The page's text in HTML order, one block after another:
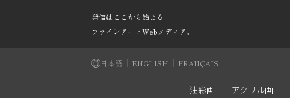
発信はここから始まる
ファインアートWebメディア。
日本語 | ENGLISH | FRANÇAIS
油彩画 アクリル画